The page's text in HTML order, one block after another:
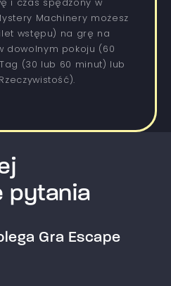
i czas spędzony w
Machinery możesz
wstępu) na grę na
dowolnym pokoju (60
(30 lub 60 minut) lub
pytania
Gra Escape